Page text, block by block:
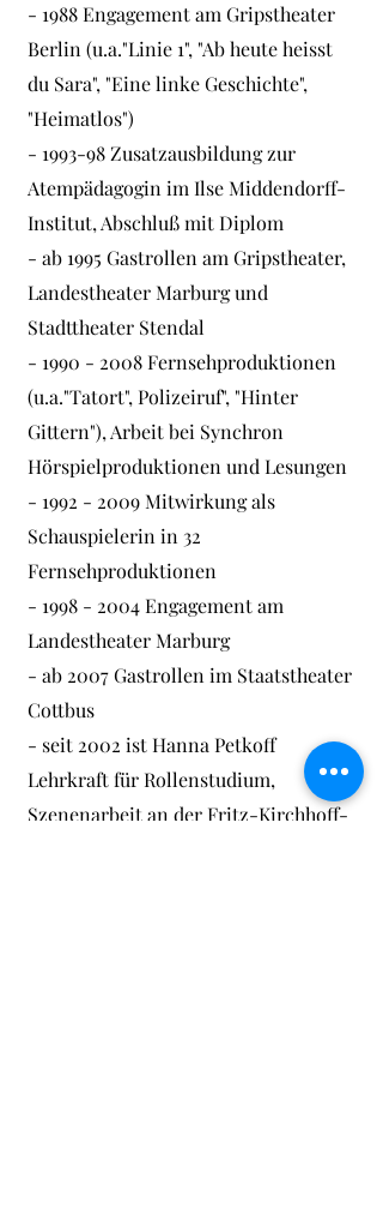
- 1988 Engagement am Gripstheater
Berlin (u.a."Linie 1", "Ab heute heisst
du Sara", "Eine linke Geschichte",
"Heimatlos")
- 1993-98 Zusatzausbildung zur
Atempädagogin im Ilse Middendorff-
Institut, Abschluß mit Diplom
- ab 1995 Gastrollen am Gripstheater,
Landestheater Marburg und
Stadttheater Stendal
- 1990 - 2008 Fernsehproduktionen
(u.a."Tatort", Polizeiruf", "Hinter
Gittern"), Arbeit bei Synchron
Hörspielproduktionen und Lesungen
- 1992 - 2009 Mitwirkung als
Schauspielerin in 32
Fernsehproduktionen
- 1998 - 2004 Engagement am
Landestheater Marburg
- ab 2007 Gastrollen im Staatstheater
Cottbus
- seit 2002 ist Hanna Petkoff
Lehrkraft für Rollenstudium,
Szenenarbeit an der Fritz-Kirchhoff-